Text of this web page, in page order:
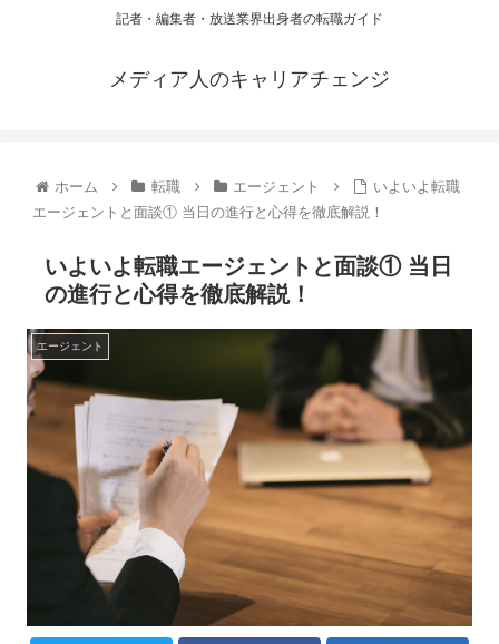
記者・編集者・放送業界出身者の転職ガイド
メディア人のキャリアチェンジ
ホーム 転職 エージェント
いよいよ転職
エージェントと面談① 当日の進行と心得を徹底解説！
いよいよ転職エージェントと面談① 当日
の進行と心得を徹底解説！
エージェント